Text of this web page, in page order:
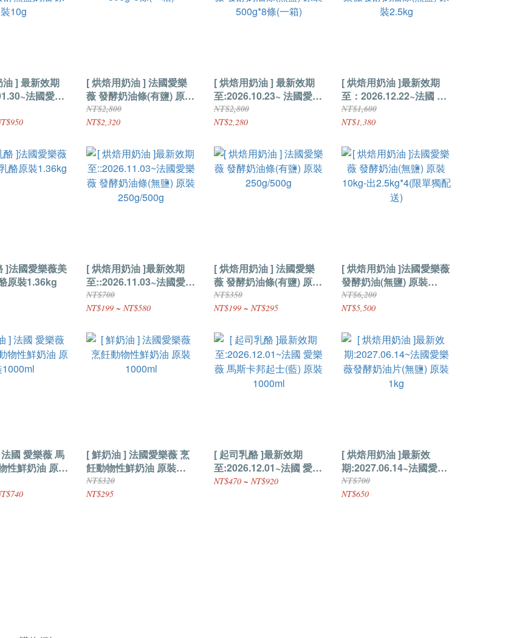
] 最新效期
法國愛樂
無鹽奶油 原
[ 烘焙用奶油 ] 法國愛樂
薇 發酵奶油條(有鹽) 原裝
500g*8條(一箱)
NT$2,800
NT$2,320
[ 烘焙用奶油 ] 最新效期
至:2026.10.23~ 法國愛樂
薇 發酵奶油條(無鹽) 原裝
500g*8條(一箱)
NT$2,800
NT$2,280
[ 烘焙用奶油 ]最新效期
至：2026.12.22~法國 愛
樂薇發酵奶油條(無鹽) 原
裝2.5kg
NT$1,600
NT$1,380
]法國愛樂薇美
原裝1.36kg
[ 烘焙用奶油 ]最新效期
至::2026.11.03~法國愛樂
薇 發酵奶油條(無鹽) 原裝
250g/500g
NT$700
NT$199 ~ NT$580
[ 烘焙用奶油 ] 法國愛樂
薇 發酵奶油條(有鹽) 原裝
250g/500g
NT$350
NT$199 ~ NT$295
[ 烘焙用奶油 ]法國愛樂薇
發酵奶油(無鹽) 原裝
10kg-出2.5kg*4(限單獨
配送)
NT$6,200
NT$5,500
國 愛樂薇 馬
性鮮奶油 原裝
[ 鮮奶油 ] 法國愛樂薇 烹
飪動物性鮮奶油 原裝
1000ml
NT$320
NT$295
[ 起司乳酪 ]最新效期
至:2026.12.01~法國 愛樂
薇 馬斯卡邦起士(藍) 原裝
NT$470 ~ NT$920
[ 烘焙用奶油 ]最新效
期:2027.06.14~法國愛樂
薇發酵奶油片(無鹽) 原裝
1kg
NT$700
NT$650